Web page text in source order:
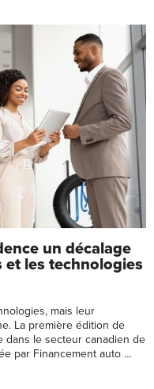
un décalage
et les technologies
mais leur
La première édition de
dans le secteur canadien de
par Financement auto …